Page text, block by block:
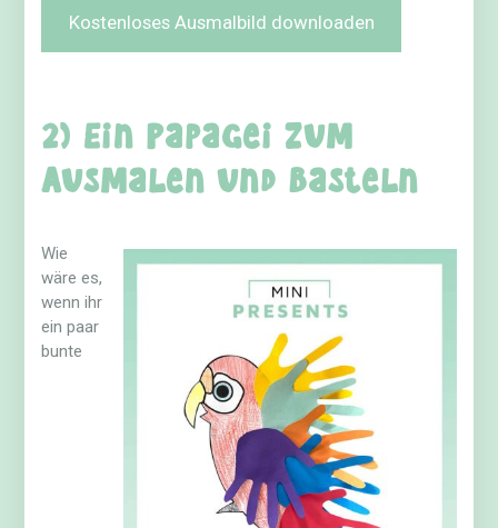
Kostenloses Ausmalbild downloaden
2) Ein Papagei zum
Ausmalen und Basteln
Wie
wäre es,
wenn ihr
ein paar
bunte